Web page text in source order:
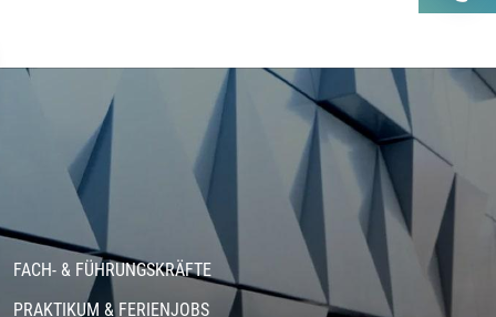
FACH- & FÜHRUNGSKRÄFTE
PRAKTIKUM & FERIENJOBS